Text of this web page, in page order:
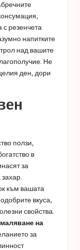
с резенчета
напитките
над вашите
Не
ден, дори
ползи,
в
за
към вашата
вкуса,
свойства.
на
за